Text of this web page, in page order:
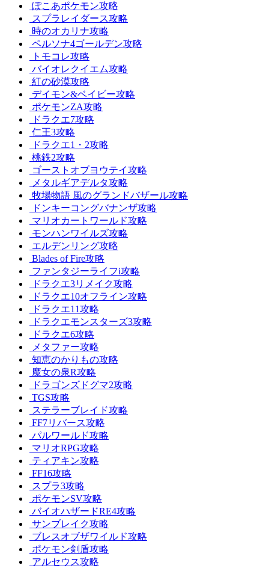
ぽこあポケモン攻略
スプラレイダース攻略
時のオカリナ攻略
ペルソナ4ゴールデン攻略
トモコレ攻略
バイオレクイエム攻略
紅の砂漠攻略
デイモン&ベイビー攻略
ポケモンZA攻略
ドラクエ7攻略
仁王3攻略
ドラクエ1・2攻略
桃鉄2攻略
ゴーストオブヨウテイ攻略
メタルギアデルタ攻略
牧場物語 風のグランドバザール攻略
ドンキーコングバナンザ攻略
マリオカートワールド攻略
モンハンワイルズ攻略
エルデンリング攻略
Blades of Fire攻略
ファンタジーライフi攻略
ドラクエ3リメイク攻略
ドラクエ10オフライン攻略
ドラクエ11攻略
ドラクエモンスターズ3攻略
ドラクエ6攻略
メタファー攻略
知恵のかりもの攻略
魔女の泉R攻略
ドラゴンズドグマ2攻略
TGS攻略
ステラーブレイド攻略
FF7リバース攻略
パルワールド攻略
マリオRPG攻略
ティアキン攻略
FF16攻略
スプラ3攻略
ポケモンSV攻略
バイオハザードRE4攻略
サンブレイク攻略
ブレスオブザワイルド攻略
ポケモン剣盾攻略
アルセウス攻略